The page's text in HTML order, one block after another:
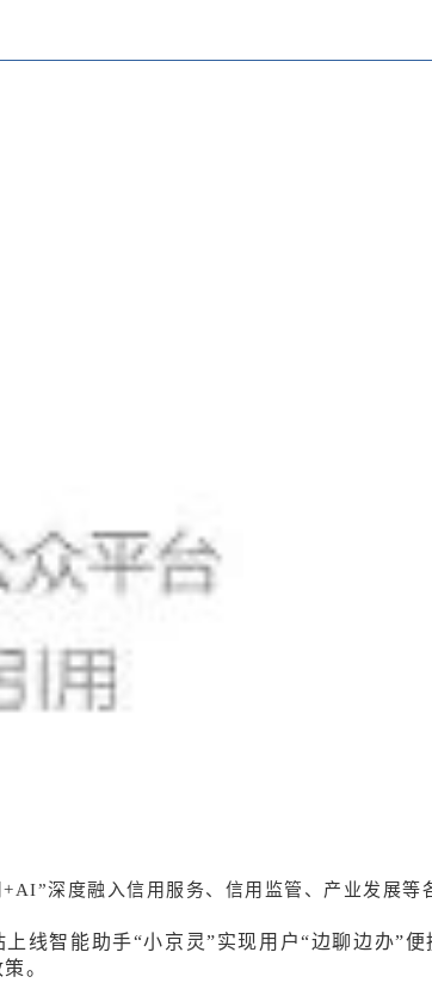
深度融入信用服务、信用监管、产业发展等
上线智能助手“小京灵”实现用户“边聊边办”
。